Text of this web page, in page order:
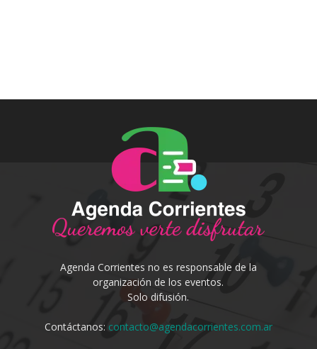
Agenda Corrientes no es responsable de la
organización de los eventos.
Solo difusión.
Contáctanos: contacto@agendacorrientes.com.ar